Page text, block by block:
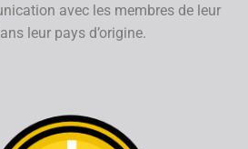
avec les membres de leur
leur pays d’origine.